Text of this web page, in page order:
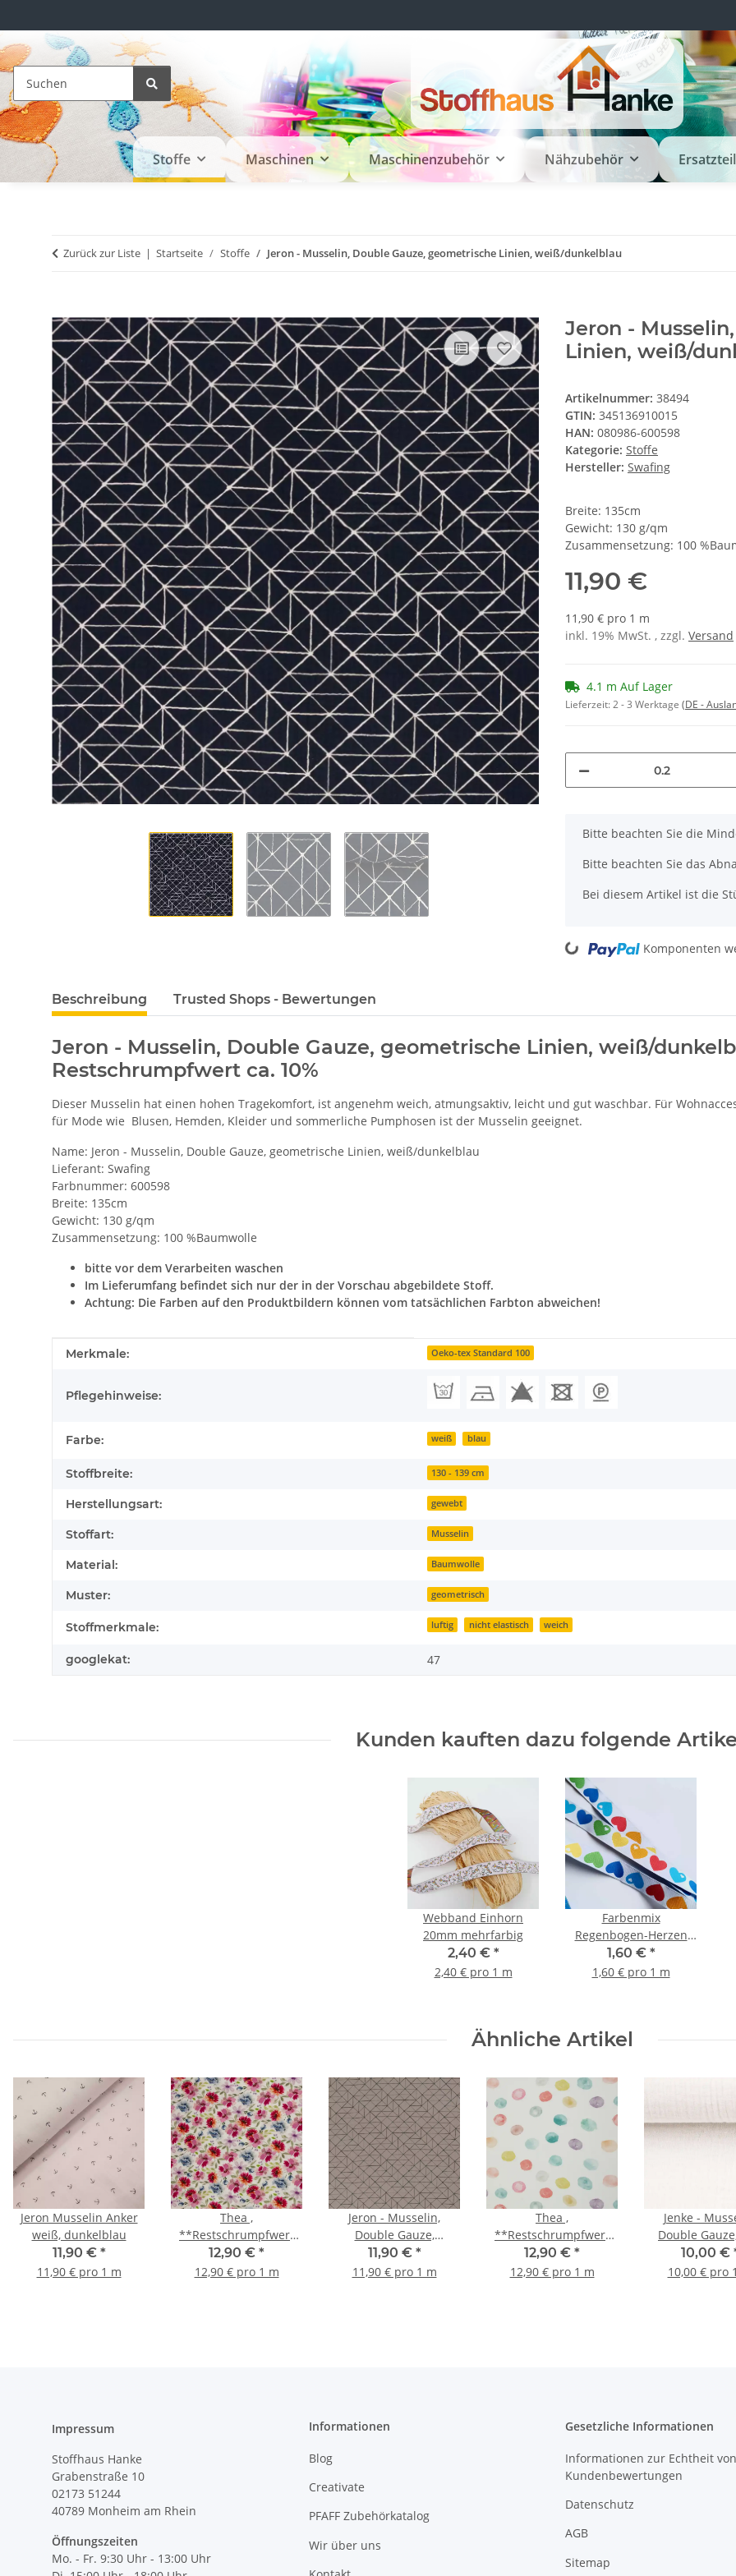
Stoffe Maschinen Maschinenzubehör Nähzubehör
Zurück zur Liste Startseite Stoffe Jeron - Musselin, Double Gauze, geometrische Linien, weiß/dunkelblau
Jeron -
Linien, weiß/
Artikelnummer: 38494
GTIN: 345136910015
HAN: 080986-600598
Kategorie: Stoffe
Hersteller: Swafing
Breite: 135cm
Gewicht: 130 g/qm
Zusammensetzung: 100
11,90 €
11,90 € pro 1 m
inkl. 19% MwSt. , zzgl. Versand
4.1 m Auf Lager
Lieferzeit:2 - 3 Werktage (DE -
x
Bitte beachten Sie die
Bitte beachten Sie das
Bei diesem Artikel ist die
Loading... Komponenten
Beschreibung Trusted Shops - Bewertungen
Jeron - Musselin, Double Gauze, geometrische Linien, weiß/
Restschrumpfwert ca. 10%
Dieser Musselin hat einen hohen Tragekomfort, ist angenehm weich, atmungsaktiv, leicht und gut waschbar. Für
für Mode wie Blusen, Hemden, Kleider und sommerliche Pumphosen ist der Musselin geeignet.
Name: Jeron - Musselin, Double Gauze, geometrische Linien, weiß/dunkelblau
Lieferant: Swafing
Farbnummer: 600598
Breite: 135cm
Gewicht: 130 g/qm
Zusammensetzung: 100 %Baumwolle
bitte vor dem Verarbeiten waschen
Im Lieferumfang befindet sich nur der in der Vorschau abgebildete Stoff.
Achtung: Die Farben auf den Produktbildern können vom tatsächlichen Farbton abweichen!
Produkteigenschaft
Wert
Merkmale: Oeko-tex Standard 100
Pflegehinweise:
Farbe: weiß blau
Stoffbreite: 130 - 139 cm
Herstellungsart: gewebt
Stoffart: Musselin
Material: Baumwolle
Muster: geometrisch
Stoffmerkmale: luftig nicht elastisch weich
googlekat: 47
Kunden kauften dazu folgende
Webband Einhorn
20mm mehrfarbig
2,40 € *
2,40 € pro 1 m
Farbenmix
Regenbogen-Herzen
byGraziela 15mm
1,60 € *
1,60 € pro 1 m
Ähnliche Artikel
Jeron Musselin Anker
weiß, dunkelblau
11,90 € *
11,90 € pro 1 m
Thea ,
**Restschrumpfwert
ca. 10%** - Musselin,
Double Blumen,
12,90 € *
12,90 € pro 1 m
Jeron - Musselin,
Double Gauze,
geometrische Linien,
dunkelgrau/beige
11,90 € *
11,90 € pro 1 m
Thea ,
**Restschrumpfwert
ca. 10%** - Musselin,
Double Tupfen,
12,90 € *
12,90 € pro 1 m
Jenke -
Double
10,00 €
10,00 € pro
Impressum
Stoffhaus Hanke
Grabenstraße 10
02173 51244
40789 Monheim am Rhein
Öffnungszeiten
Mo. - Fr. 9:30 Uhr - 13:00 Uhr
Informationen
Blog
Creativate
PFAFF Zubehörkatalog
Wir über uns
Gesetzliche Informationen
Informationen zur Echtheit von
Kundenbewertungen
Datenschutz
AGB
Sitemap